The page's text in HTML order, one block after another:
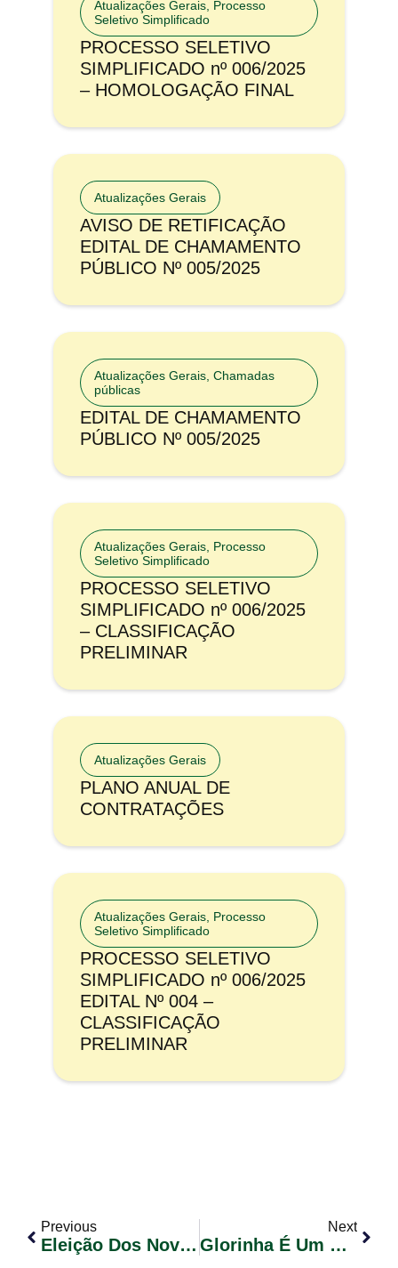
Atualizações Gerais Processo
Seletivo Simplificado
PROCESSO SELETIVO
SIMPLIFICADO nº 006/2025
– HOMOLOGAÇÃO FINAL
Atualizações Gerais
AVISO DE RETIFICAÇÃO
EDITAL DE CHAMAMENTO
PÚBLICO Nº 005/2025
Atualizações Gerais Chamadas
públicas
EDITAL DE CHAMAMENTO
PÚBLICO Nº 005/2025
Atualizações Gerais Processo
Seletivo Simplificado
PROCESSO SELETIVO
SIMPLIFICADO nº 006/2025
– CLASSIFICAÇÃO
PRELIMINAR
Atualizações Gerais
PLANO ANUAL DE
CONTRATAÇÕES
Atualizações Gerais Processo
Seletivo Simplificado
PROCESSO SELETIVO
SIMPLIFICADO nº 006/2025
EDITAL Nº 004 –
CLASSIFICAÇÃO
PRELIMINAR
Previous
Eleição Dos Novos Membros Do Conselho Municipal Dos Direitos Da Criança E Do Adolescente
Next
Glorinha É Um Dos Municípios Contemplados Pelo Governo Do Estado Com Máquinas Agrícolas